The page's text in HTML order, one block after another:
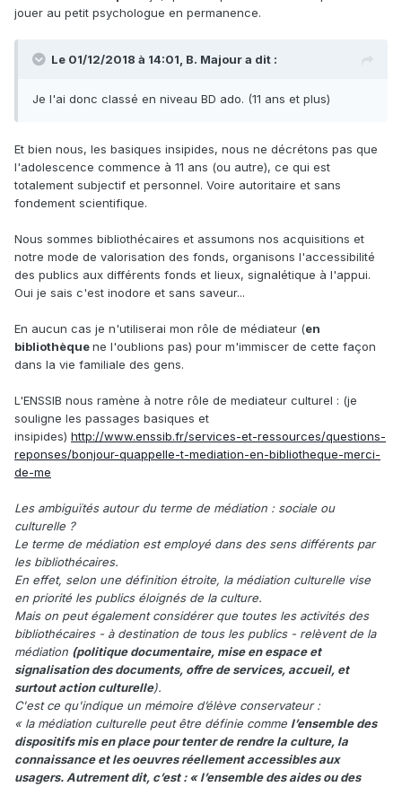
jouer au petit psychologue en permanence.
Le 01/12/2018 à 14:01, B. Majour a dit :
Je l'ai donc classé en niveau BD ado. (11 ans et plus)
Et bien nous, les basiques insipides, nous ne décrétons pas que
l'adolescence commence à 11 ans (ou autre), ce qui est
totalement subjectif et personnel. Voire autoritaire et sans
fondement scientifique.
Nous sommes bibliothécaires et assumons nos acquisitions et
notre mode de valorisation des fonds, organisons l'accessibilité
des publics aux différents fonds et lieux, signalétique à l'appui.
Oui je sais c'est inodore et sans saveur...
En aucun cas je n'utiliserai mon rôle de médiateur (en
bibliothèquene l'oublions pas) pour m'immiscer de cette façon
dans la vie familiale des gens.
L'ENSSIB nous ramène à notre rôle de mediateur culturel : (je
souligne les passages basiques et
insipides) http://www.enssib.fr/services-et-ressources/questions-
reponses/bonjour-quappelle-t-mediation-en-bibliotheque-merci-
de-me
Les ambiguïtés autour du terme de médiation : sociale ou
culturelle ?
Le terme de médiation est employé dans des sens différents par
les bibliothécaires.
En effet, selon une définition étroite, la médiation culturelle vise
en priorité les publics éloignés de la culture.
Mais on peut également considérer que toutes les activités des
bibliothécaires - à destination de tous les publics - relèvent de la
médiation (politique documentaire, mise en espace et
signalisation des documents, offre de services, accueil, et
surtout action culturelle).
C'est ce qu'indique un mémoire d’élève conservateur :
« la médiation culturelle peut être définie comme l’ensemble des
dispositifs mis en place pour tenter de rendre la culture, la
connaissance et les oeuvres réellement accessibles aux
usagers. Autrement dit, c’est : « l’ensemble des aides ou des